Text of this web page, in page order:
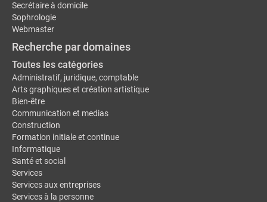
Secrétaire à domicile
Sophrologie
Webmaster
Recherche par domaines
Toutes les catégories
Administratif, juridique, comptable
Arts graphiques et création artistique
Bien-être
Communication et medias
Construction
Formation initiale et continue
Informatique
Santé et social
Services
Services aux entreprises
Services à la personne